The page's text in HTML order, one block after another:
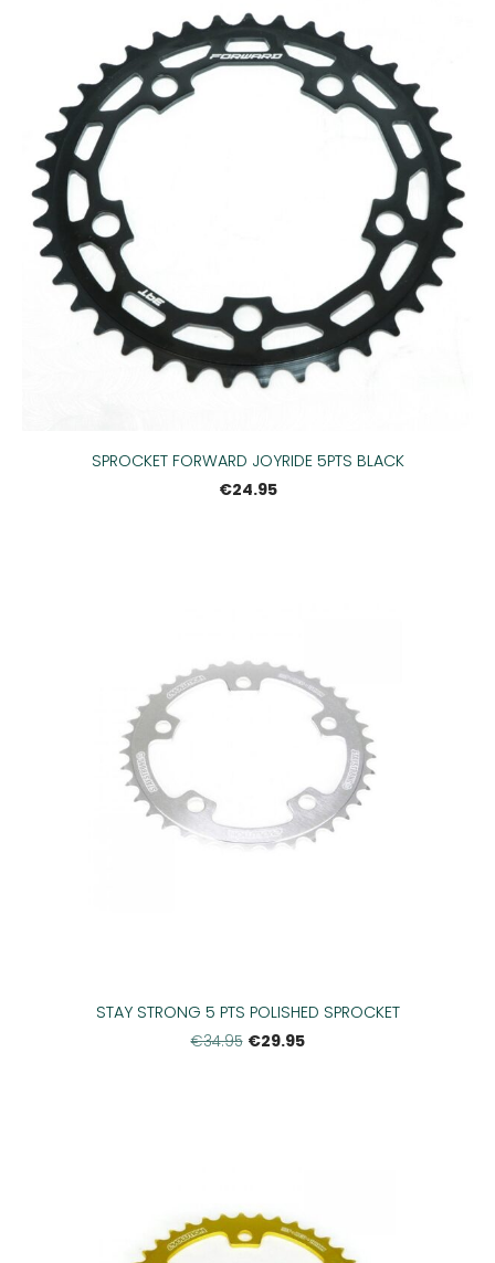
SPROCKET FORWARD JOYRIDE 5PTS BLACK
€24.95
STAY STRONG 5 PTS POLISHED SPROCKET
€34.95 €29.95